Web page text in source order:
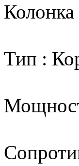
Тип :